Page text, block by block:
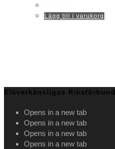
Lägg till i varukorg
Elöverkänsligas Riksförbund
Opens in a new tab
Opens in a new tab
Opens in a new tab
Opens in a new tab